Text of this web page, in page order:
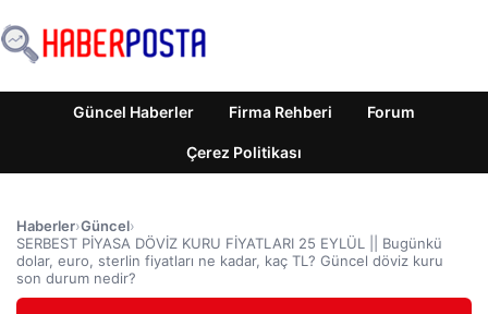
Güncel Haberler Firma Rehberi Forum
Çerez Politikası
Haberler›Güncel›
SERBEST PİYASA DÖVİZ KURU FİYATLARI 25 EYLÜL || Bugünkü
dolar, euro, sterlin fiyatları ne kadar, kaç TL? Güncel döviz kuru
son durum nedir?